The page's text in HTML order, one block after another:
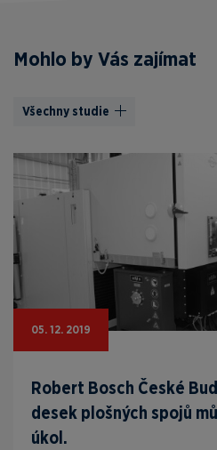
Mohlo by Vás zajímat
Všechny studie
05. 12. 2019
Robert Bosch České
desek plošných spojů
úkol.